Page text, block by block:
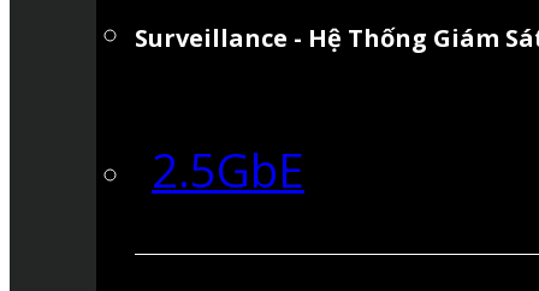
Surveillance - Hệ Thống Giám
2.5GbE